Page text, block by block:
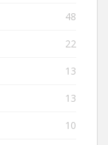
48
22
13
13
10